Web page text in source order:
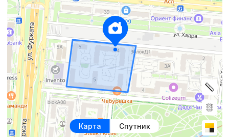
Карта Спутник